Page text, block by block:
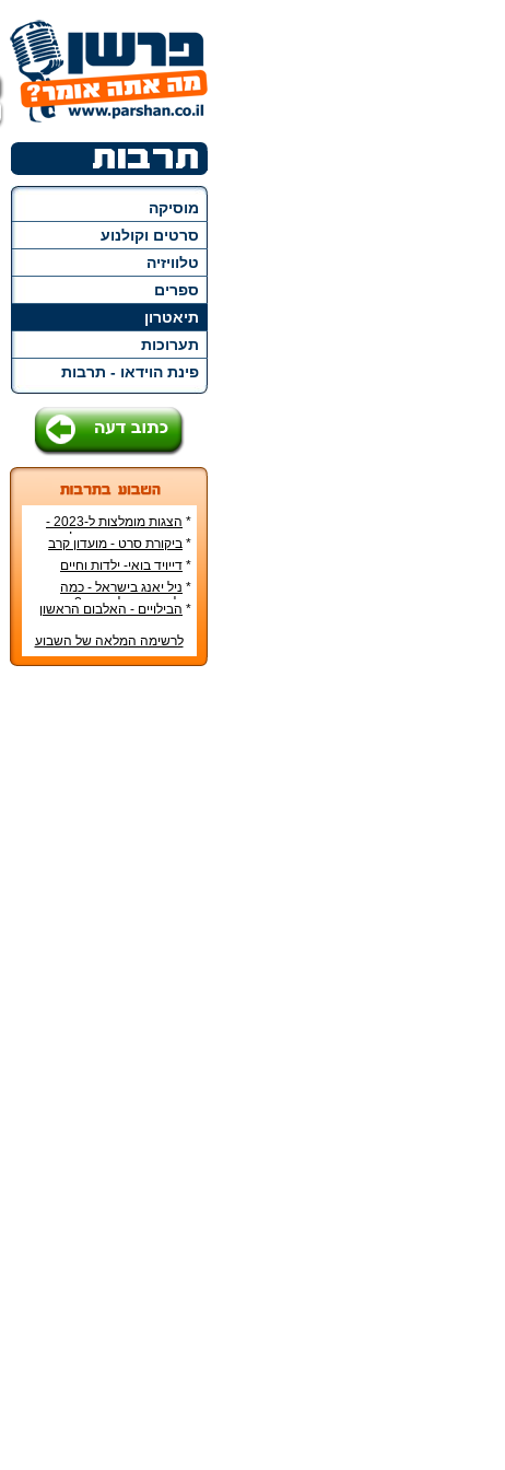
מוסיקה
סרטים וקולנוע
טלוויזיה
ספרים
תיאטרון
תערוכות
פינת הוידאו - תרבות
*
הצגות מומלצות ל-2023 -
הרשימה הטובה ביותר!
* ביקורת סרט - מועדון קרב
* דייויד בואי- ילדות וחיים
אישיים
* ניל יאנג בישראל - כמה
עולה כרטיס להופעה?
* הבילויים - האלבום הראשון
לרשימה המלאה של השבוע